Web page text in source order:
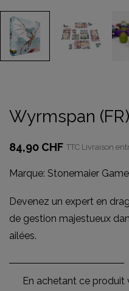
Wyrmspan (FR)
84,90 CHF TTC Livraison
Marque: Stonemaier
Devenez un expert en
de gestion majestueux
ailées.
En achetant ce produit